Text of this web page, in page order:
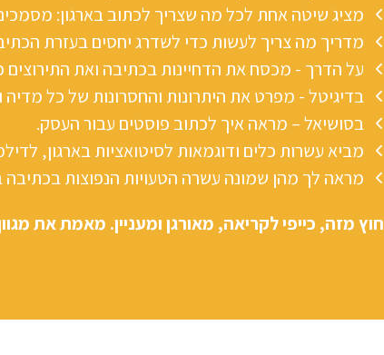
מציג שיטה אחת לכל מה שצריך לכתוב בארגון:
מדריך מה צריך לעשות כדי לשדרג יחסים בעזרת
על הדרך - מכסח את הדחיינות בכתיבה ואת
בדיגיטל - מפרט את היתרונות והחסרונות של כל
בסושיאל – מראה איך לכתוב פוסטים עבור העסק.
מביא עשרות כלים ודוגמאות לסיטואציות בארגון,
מראה לך מהן שמונה עשרה הטעויות הנפוצות בכתיבה
חוץ מזה, כייפי לקריאה, מאורגן ומעניין. מאמת את